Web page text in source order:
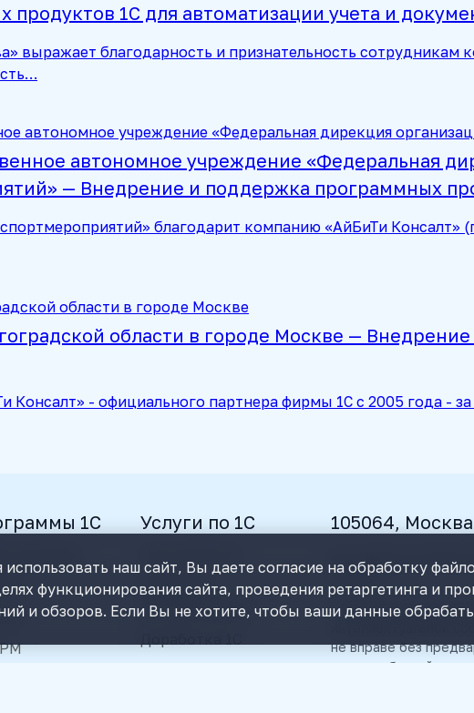
1С для автоматизации учета и
выражает благодарность и признательность сотрудникам
автономное учреждение «Федеральная
— Внедрение и поддержка программных
благодарит компанию «АйБиТи Консалт»
области в городе Москве —
Консалт» - официального партнера фирмы 1С с 2005 года -
1С Услуги по 1С
Реальная
автоматизация
105064,
Все права на
© 2026.
Пользователь
не вправе без
какие-либо
наш сайт, Вы даете согласие на обработку
функционирования сайта, проведения ретаргетинга и
и обзоров. Если Вы не хотите, чтобы ваши данные